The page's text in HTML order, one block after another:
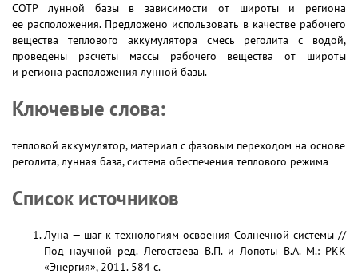
СОТР лунной базы в зависимости от широты и региона
ее расположения. Предложено использовать в качестве рабочего
вещества теплового аккумулятора смесь реголита с водой,
проведены расчеты массы рабочего вещества от широты
и региона расположения лунной базы.
Ключевые слова:
тепловой аккумулятор, материал с фазовым переходом на основе
реголита, лунная база, система обеспечения теплового режима
Список источников
Луна — шаг к технологиям освоения Солнечной системы //
Под научной ред. Легостаева В.П. и Лопоты В.А. М.: РКК
«Энергия», 2011. 584 с.